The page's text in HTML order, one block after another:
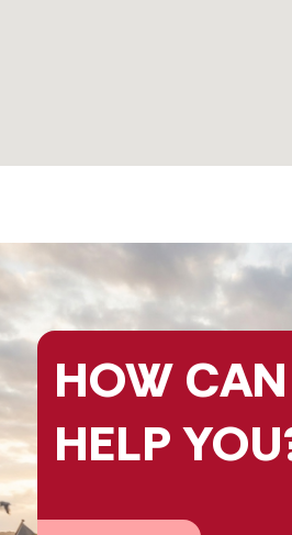
HOW CAN
HELP